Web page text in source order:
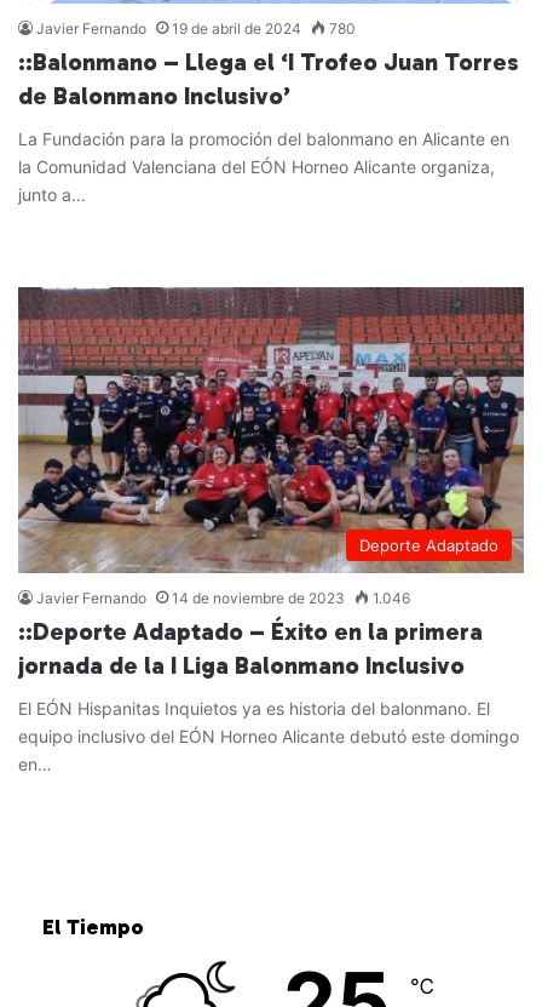
Javier Fernando 19 de abril de 2024 780
::Balonmano – Llega el ‘I Trofeo Juan Torres
de Balonmano Inclusivo’
La Fundación para la promoción del balonmano en Alicante en
la Comunidad Valenciana del EÓN Horneo Alicante organiza,
junto a…
Deporte Adaptado
Javier Fernando 14 de noviembre de 2023 1.046
::Deporte Adaptado – Éxito en la primera
jornada de la I Liga Balonmano Inclusivo
El EÓN Hispanitas Inquietos ya es historia del balonmano. El
equipo inclusivo del EÓN Horneo Alicante debutó este domingo
en…
El Tiempo
℃